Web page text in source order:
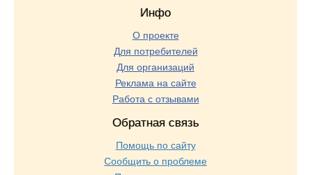
Инфо
О проекте
Для потребителей
Для организаций
Реклама на сайте
Работа с отзывами
Обратная связь
Помощь по сайту
Сообщить о проблеме